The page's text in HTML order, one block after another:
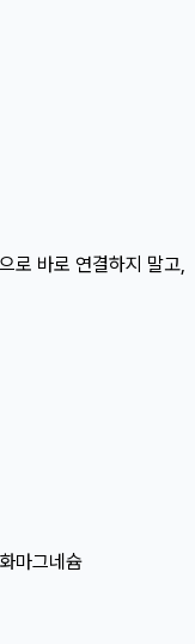
로 바로 연결하지 말고,
마그네슘